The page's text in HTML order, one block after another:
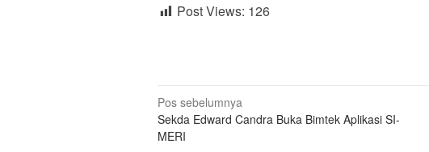
Post Views: 126
Navigasi
pos
Pos sebelumnya
Sekda Edward Candra Buka Bimtek Aplikasi SI-
MERI